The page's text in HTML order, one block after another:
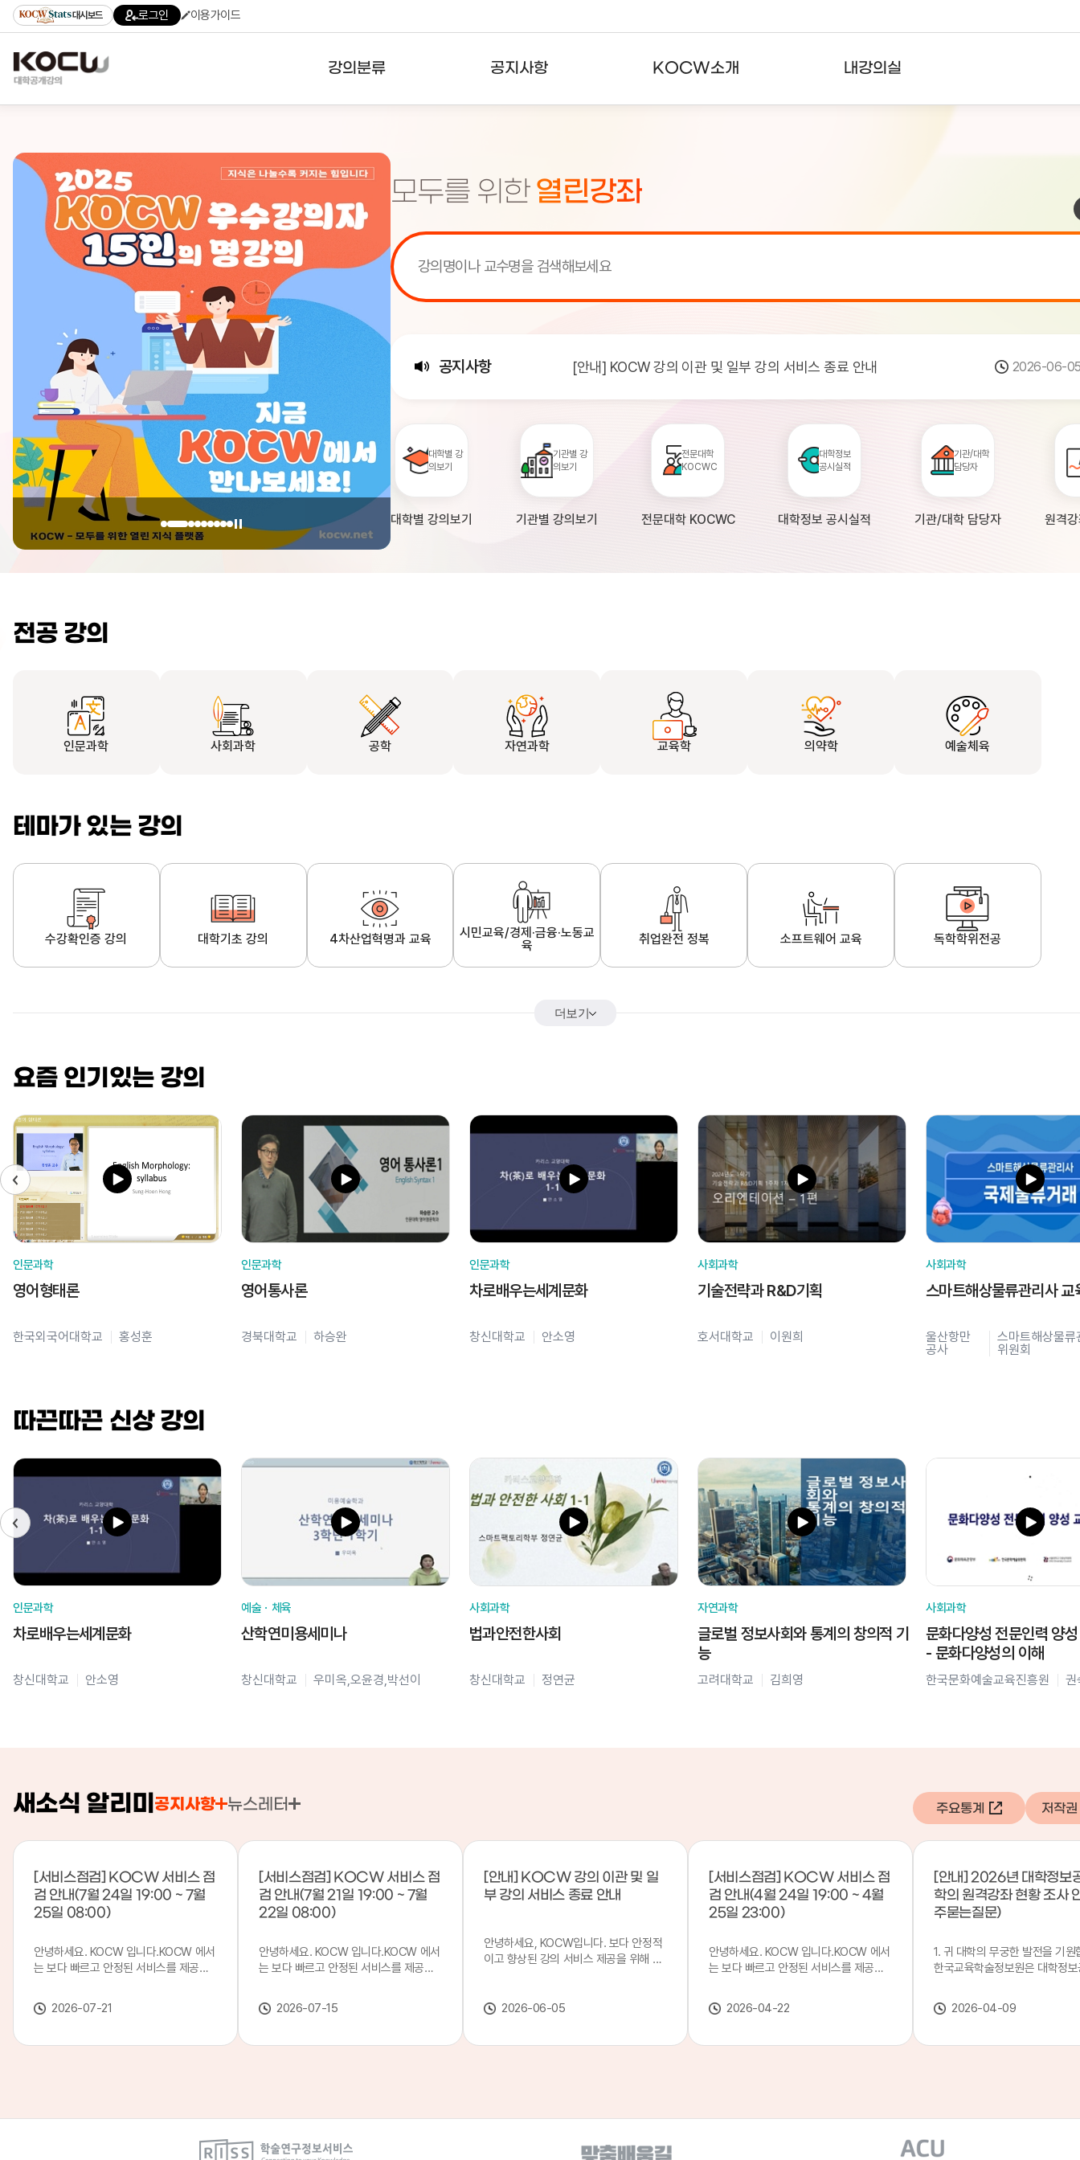
대시보드 로그인 이용가이드
강의분류
기관강의
테마강의
공지사항
주요통계현황
KOCW소개 내강의실
모두를 위한 열린강좌
공지사항
[서비스점검] KOCW 서비스 점검 안내(7월 24일 19:00 ~ 7월... 2026-07-
[안내] KOCW 강의 이관 및 일부 강의 서비스 종료 안내 2026-06-
[안내] 2026년 대학정보공시 대학의 원격강좌 현황 조사 안내(자주묻... 2026-04-
대학별 강
의보기
대학별 강의보기
기관별 강
의보기
기관별 강의보기
전문대학
KOCWC
전문대학 KOCWC
대학정보
공시실적
대학정보 공시실적
기관/대학
담당자
기관/대학 담당자 원격
전공 강의
인문과학 사회과학 공학 자연과학 교육학 의약학 예술체육
테마가 있는 강의
수강확인증 강의 대학기초 강의 4차산업혁명과 교육
시민교육/경제·금융·노동교
육
취업완전 정복 소프트웨어 교육 독학학위전공
더보기
요즘 인기있는 강의
인문과학
영어형태론
한국외국어대학교 홍성훈
인문과학
영어통사론
경북대학교 하승완
인문과학
차로배우는세계문화
창신대학교 안소영
사회과학
기술전략과 R&D기획
호서대학교 이원희
사회과학
스마트해상물류관리사 교
울산항만
공사
스마트해상물류
위원회
따끈따끈 신상 강의
인문과학
차로배우는세계문화
창신대학교 안소영
예술ㆍ체육
산학연미용세미나
창신대학교 우미옥,오윤경,박선이
사회과학
법과안전한사회
창신대학교 정연균
자연과학
글로벌 정보사회와 통계의 창의적 기
능
고려대학교 김희영
사회과학
문화다양성 전문인력 양
- 문화다양성의 이해
한국문화예술교육진흥원 권
새소식 알리미 공지사항 뉴스레터
[서비스점검] KOCW 서비스 점
검 안내(7월 24일 19:00 ~ 7월
25일 08:00)
안녕하세요. KOCW 입니다.KOCW 에서
는 보다 빠르고 안정된 서비스를 제공하
합니다.※ 서비스 점검 작업 일시 : 7월
24일(금) 19:00 ~ 7월 25일(토) 08:00
안 서비스가 일시 중지될 수 있으니, 이
2026-07-21
[서비스점검] KOCW 서비스 점
검 안내(7월 21일 19:00 ~ 7월
22일 08:00)
안녕하세요. KOCW 입니다.KOCW 에서
는 보다 빠르고 안정된 서비스를 제공하
합니다.※ 서비스 점검 작업 일시 : 7월 21
일(화) 19:00 ~ 7월 22일(수) 08:00이
서비스가일시 중지될 수 있으니, 이 점 양
2026-07-15
[안내] KOCW 강의 이관 및 일
부 강의 서비스 종료 안내
안녕하세요, KOCW입니다. 보다 안정적
이고 향상된 강의 서비스 제공을 위해 강
스가 종료될 예정이오니, 이용에 참고하
종료 강의 안내 이관 작업으로 인해 일부
었습니다. 서비스 종료 강의 목록은 아래
2026-06-05
[서비스점검] KOCW 서비스 점
검 안내(4월 24일 19:00 ~ 4월
25일 23:00)
안녕하세요. KOCW 입니다.KOCW 에서
는 보다 빠르고 안정된 서비스를 제공하
합니다.※ 서비스 점검 작업 일시 : 4월
24일(금) 19:00 ~ 4월 25일(토) 23:00
안 일시중지될 예정이오니, 이 점 양해하
2026-04-22
[안내] 2026년 대학정보
학의 원격강좌 현황 조사
주묻는질문)
1. 귀 대학의 무궁한 발전을 기원
한국교육학술정보원은 대학정
본 조사는 2025. 3. 1~2026. 2.
에 운영된 원격강좌(이러닝) 현
강좌(12-바)'에 데이터를 연계할
인시 캠퍼스인 경우 해당 캠퍼스
2026-04-09
주요통계 저작